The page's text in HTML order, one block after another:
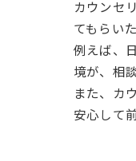
カウンセ
てもらい
例えば、
境が、相
また、カ
安心して